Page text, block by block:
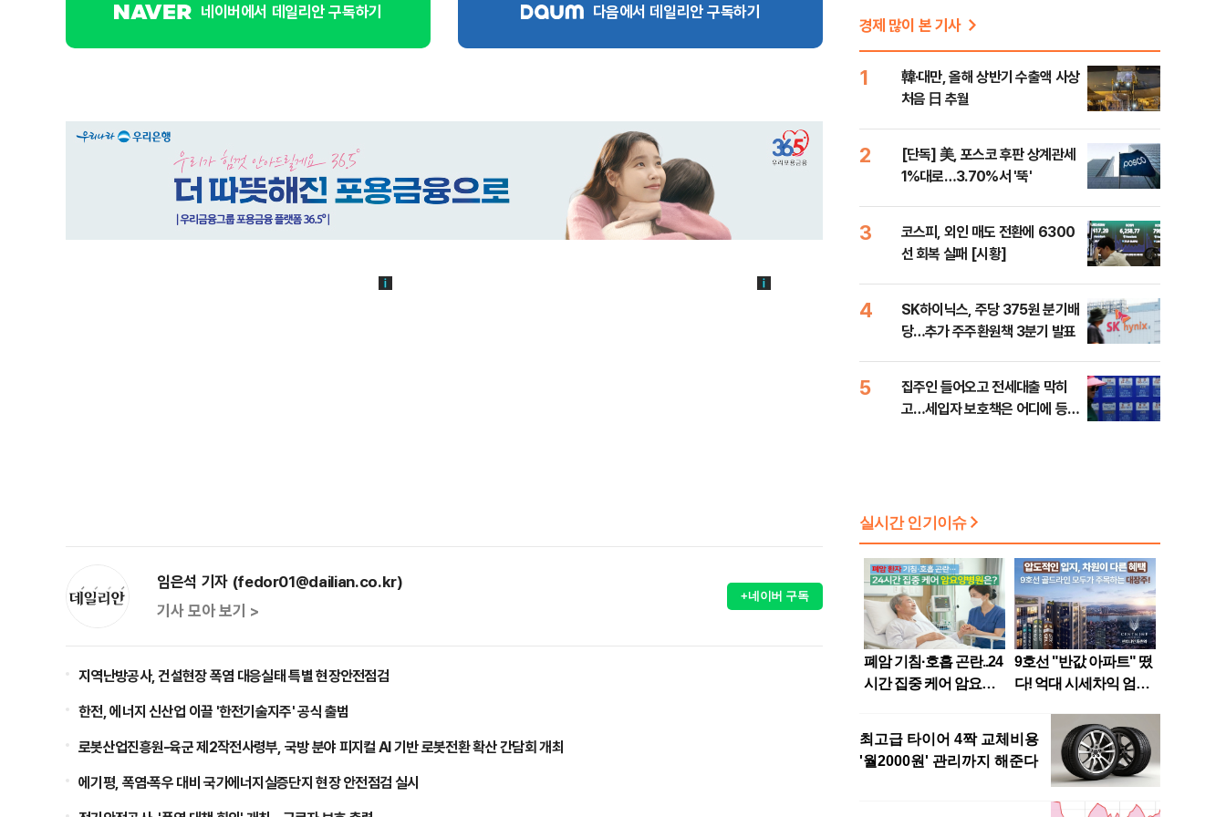
네이버에서 데일리안 구독하기 다음에서 데일리안 구독하기
임은석 기자 (fedor01@dailian.co.kr)
기사 모아 보기 >
+네이버 구독
지역난방공사, 건설현장 폭염 대응실태 특별 현장안전점검
한전, 에너지 신산업 이끌 '한전기술지주' 공식 출범
로봇산업진흥원-육군 제2작전사령부, 국방 분야 피지컬 AI 기반 로봇전환 확산 간담회 개최
에기평, 폭염·폭우 대비 국가에너지실증단지 현장 안전점검 실시
경제 많이 본 기사
1
韓·대만, 올해 상반기 수출액 사상
처음 日 추월
2
[단독] 美, 포스코 후판 상계관세
1%대로…3.70%서 '뚝'
3
코스피, 외인 매도 전환에 6300
선 회복 실패 [시황]
4
SK하이닉스, 주당 375원 분기배
당…추가 주주환원책 3분기 발표
5
집주인 들어오고 전세대출 막히
고…세입자 보호책은 어디에 등